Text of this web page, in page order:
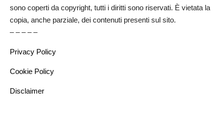
sono coperti da copyright, tutti i diritti sono riservati. È vietata la
copia, anche parziale, dei contenuti presenti sul sito.
– – – – –
Privacy Policy
Cookie Policy
Disclaimer